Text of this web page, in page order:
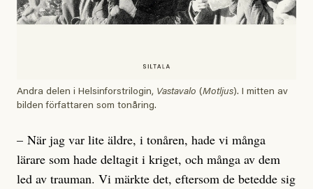
Andra delen i Helsinforstrilogin, Vastavalo (Motljus). I mitten av
bilden författaren som tonåring.
– När jag var lite äldre, i tonåren, hade vi många
lärare som hade deltagit i kriget, och många av dem
led av trauman. Vi märkte det, eftersom de betedde sig